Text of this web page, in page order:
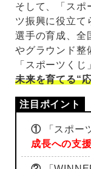
そして、「スポ
ツ振興に役立て
選手の育成、全
やグラウンド整
「スポーツくじ
未来を育てる“
①「スポー
成長への支援